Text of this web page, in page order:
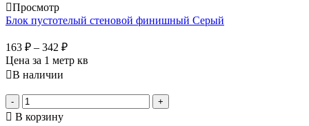
Просмотр
Блок пустотелый стеновой финишный Серый
163 ₽ – 342 ₽
Цена за 1 метр кв
В наличии
- +
В корзину